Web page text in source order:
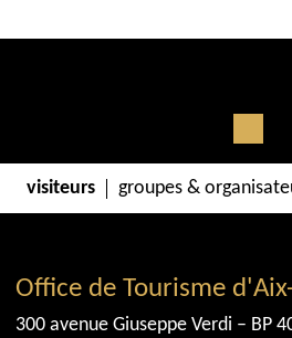
visiteurs groupes &
Office de Tourisme
300 avenue Giuseppe Verdi – BP